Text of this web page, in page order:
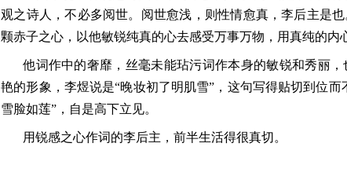
观之诗人，不必多阅世。阅世愈浅，则性情愈真，李后主是
颗赤子之心，以他敏锐纯真的心去感受万事万物，用真纯的内
他词作中的奢靡，丝毫未能玷污词作本身的敏锐和秀丽
艳的形象，李煜说是“晚妆初了明肌雪”，这句写得贴切到位
雪脸如莲”，自是高下立见。
用锐感之心作词的李后主，前半生活得很真切。